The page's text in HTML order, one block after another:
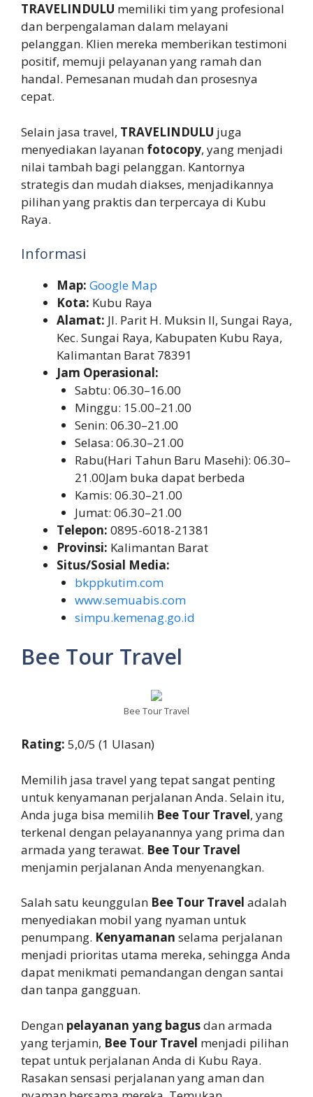
TRAVELINDULU memiliki tim yang profesional
dan berpengalaman dalam melayani
pelanggan. Klien mereka memberikan testimoni
positif, memuji pelayanan yang ramah dan
handal. Pemesanan mudah dan prosesnya
cepat.
Selain jasa travel, TRAVELINDULU juga
menyediakan layanan fotocopy, yang menjadi
nilai tambah bagi pelanggan. Kantornya
strategis dan mudah diakses, menjadikannya
pilihan yang praktis dan terpercaya di Kubu
Raya.
Informasi
Map: Google Map
Kota: Kubu Raya
Alamat: Jl. Parit H. Muksin II, Sungai Raya,
Kec. Sungai Raya, Kabupaten Kubu Raya,
Kalimantan Barat 78391
Jam Operasional:
Sabtu: 06.30–16.00
Minggu: 15.00–21.00
Senin: 06.30–21.00
Selasa: 06.30–21.00
Rabu(Hari Tahun Baru Masehi): 06.30–
21.00Jam buka dapat berbeda
Kamis: 06.30–21.00
Jumat: 06.30–21.00
Telepon: 0895-6018-21381
Provinsi: Kalimantan Barat
Situs/Sosial Media:
bkppkutim.com
www.semuabis.com
simpu.kemenag.go.id
Bee Tour Travel
Bee Tour Travel
Rating: 5,0/5 (1 Ulasan)
Memilih jasa travel yang tepat sangat penting
untuk kenyamanan perjalanan Anda. Selain itu,
Anda juga bisa memilih Bee Tour Travel, yang
terkenal dengan pelayanannya yang prima dan
armada yang terawat. Bee Tour Travel
menjamin perjalanan Anda menyenangkan.
Salah satu keunggulan Bee Tour Travel adalah
menyediakan mobil yang nyaman untuk
penumpang. Kenyamanan selama perjalanan
menjadi prioritas utama mereka, sehingga Anda
dapat menikmati pemandangan dengan santai
dan tanpa gangguan.
Dengan pelayanan yang bagusdan armada
yang terjamin, Bee Tour Travel menjadi pilihan
tepat untuk perjalanan Anda di Kubu Raya.
Rasakan sensasi perjalanan yang aman dan